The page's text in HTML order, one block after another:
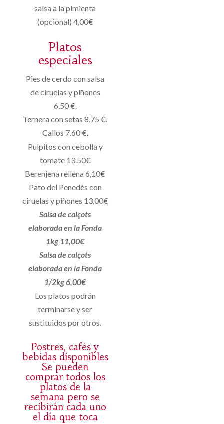
salsa a la pimienta
(opcional) 4,00€
Platos
especiales
Pies de cerdo con salsa
de ciruelas y piñones
6.50 €.
Ternera con setas 8.75 €.
Callos 7.60 €.
Pulpitos con cebolla y
tomate 13.50€
Berenjena rellena 6,10€
Pato del Penedès con
ciruelas y piñones 13,00€
Salsa de calçots
elaborada en la Fonda
1kg 11,00€
Salsa de calçots
elaborada en la Fonda
1/2kg 6,00€
Los platos podrán
terminarse y ser
sustituidos por otros.
Postres, cafés y
bebidas disponibles
Se pueden
comprar todos los
platos de la
semana pero se
recibirán cada uno
el día que toca